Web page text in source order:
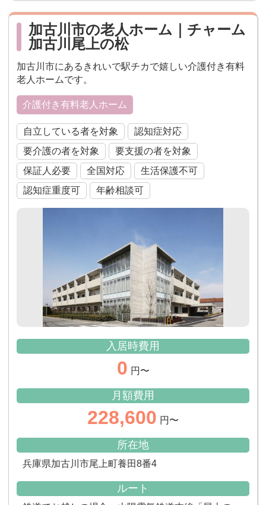
加古川市の老人ホーム｜チャーム
加古川尾上の松
加古川市にあるきれいで駅チカで嬉しい介護付き有料
老人ホームです。
介護付き有料老人ホーム
自立している者を対象
認知症対応
要介護の者を対象
要支援の者を対象
保証人必要
全国対応
生活保護不可
認知症重度可
年齢相談可
入居時費用
0 円〜
月額費用
228,600 円〜
所在地
兵庫県加古川市尾上町養田8番4
ルート